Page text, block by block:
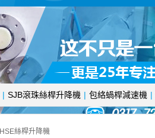
| SJB滾珠絲桿升降機 | 包絡蝸桿減速機 |
HSE絲桿升降機